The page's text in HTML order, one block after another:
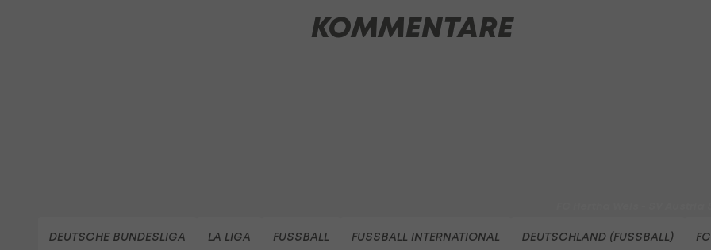
KOMMENTARE
DEUTSCHE BUNDESLIGA LA LIGA FUSSBALL FUSSBALL INTERNATIONAL DEUTSCHLAND (FUSSBALL)